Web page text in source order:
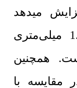
میدهد
خرید کفپوش مکافلکس1.5 میلی‌متری
همچنین
مقایسه با